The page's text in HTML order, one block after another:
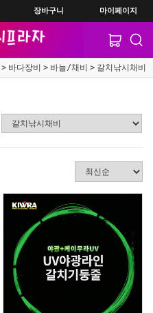
장바구니 마이페이지
바다장비 바늘/채비 갈치낚시채비